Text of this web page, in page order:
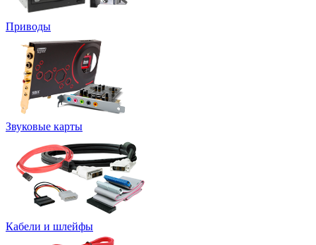
Приводы
Звуковые карты
Кабели и шлейфы